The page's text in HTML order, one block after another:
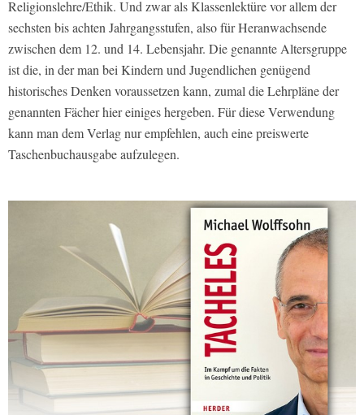
Religionslehre/Ethik. Und zwar als Klassenlektüre vor allem der
sechsten bis achten Jahrgangsstufen, also für Heranwachsende
zwischen dem 12. und 14. Lebensjahr. Die genannte Altersgruppe
ist die, in der man bei Kindern und Jugendlichen genügend
historisches Denken voraussetzen kann, zumal die Lehrpläne der
genannten Fächer hier einiges hergeben. Für diese Verwendung
kann man dem Verlag nur empfehlen, auch eine preiswerte
Taschenbuchausgabe aufzulegen.